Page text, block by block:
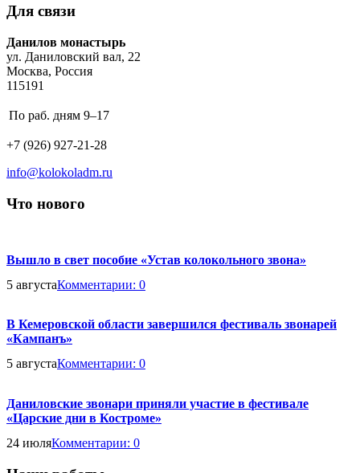
звонах
на
колокольне
звонарей
прошел
в
Троице-
Сергиевой
лавре
Для связи
Address:
Данилов монастырь
ул. Даниловский вал, 22
Москва, Россия
115191
Business
hours:
По раб. дням 9–17
Phone
+7 (926) 927-21-28
Email
info@kolokoladm.ru
Что нового
Вышло в свет пособие «Устав колокольного звона»
5 августаКомментарии: 0
В Кемеровской области завершился фестиваль звонарей
«Кампанъ»
5 августаКомментарии: 0
Даниловские звонари приняли участие в фестивале
«Царские дни в Костроме»
24 июляКомментарии: 0